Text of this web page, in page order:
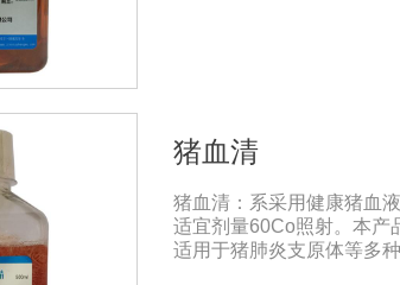
猪血清
猪血清：系采用健康猪血
适宜剂量60Co照射。本产
适用于猪肺炎支原体等多